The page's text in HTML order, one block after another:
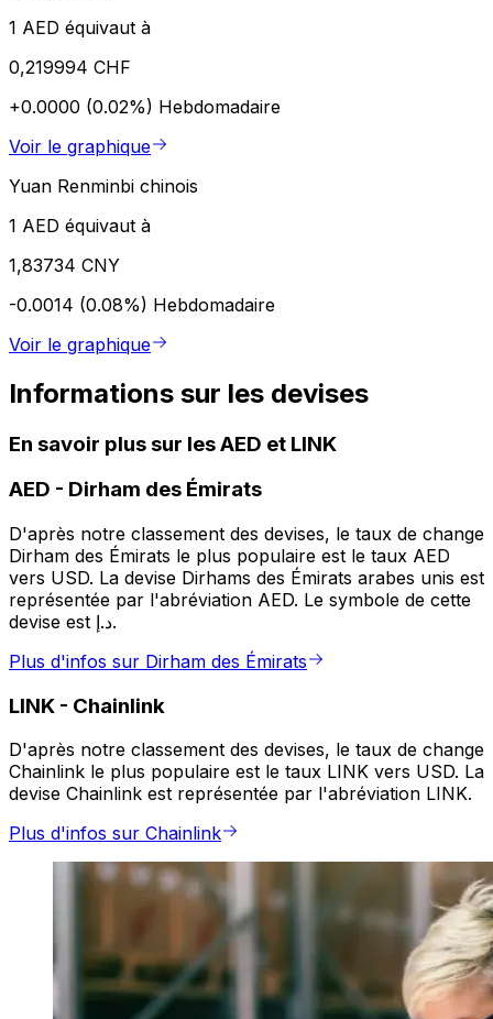
1 AED équivaut à
0,219994 CHF
+0.0000 (0.02%) Hebdomadaire
Voir le graphique
Yuan Renminbi chinois
1 AED équivaut à
1,83734 CNY
-0.0014 (0.08%) Hebdomadaire
Voir le graphique
Informations sur les devises
En savoir plus sur les AED et LINK
AED - Dirham des Émirats
D'après notre classement des devises, le taux de change
Dirham des Émirats le plus populaire est le taux AED
vers USD. La devise Dirhams des Émirats arabes unis est
représentée par l'abréviation AED. Le symbole de cette
devise est د.إ.
Plus d'infos sur Dirham des Émirats
LINK - Chainlink
D'après notre classement des devises, le taux de change
Chainlink le plus populaire est le taux LINK vers USD. La
devise Chainlink est représentée par l'abréviation LINK.
Plus d'infos sur Chainlink